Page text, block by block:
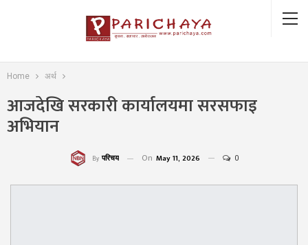
Home अर्थ
आजदेखि सरकारी कार्यालयमा सरसफाइ
अभियान
By परिचय On May 11, 2026 0